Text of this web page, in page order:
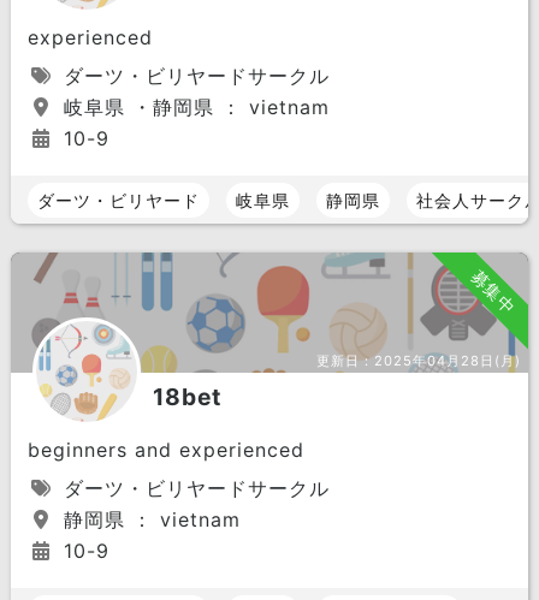
experienced
ダーツ・ビリヤードサークル
岐阜県 ・静岡県 ： vietnam
10-9
ダーツ・ビリヤード 岐阜県 静岡県 社会人サーク
募集中
更新日：2025年04月28日(月)
18bet
beginners and experienced
ダーツ・ビリヤードサークル
静岡県 ： vietnam
10-9